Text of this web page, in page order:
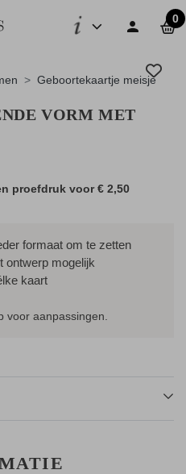
0
Geboortekaartje meisje
VORM MET
proefdruk voor€ 2,50
formaat om te zetten
ontwerp mogelijk
kaart
voor aanpassingen.